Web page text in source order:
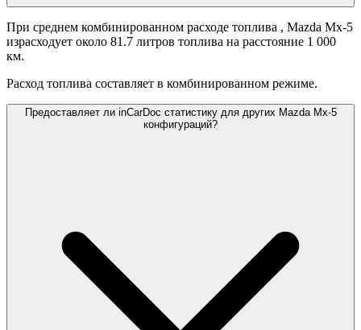
При среднем комбинированном расходе топлива , Mazda Mx-5
израсходует около 81.7 литров топлива на расстояние 1 000
км.
Расход топлива составляет в комбинированном режиме.
Предоставляет ли inCarDoc статистику для других Mazda Mx-5
конфигураций?